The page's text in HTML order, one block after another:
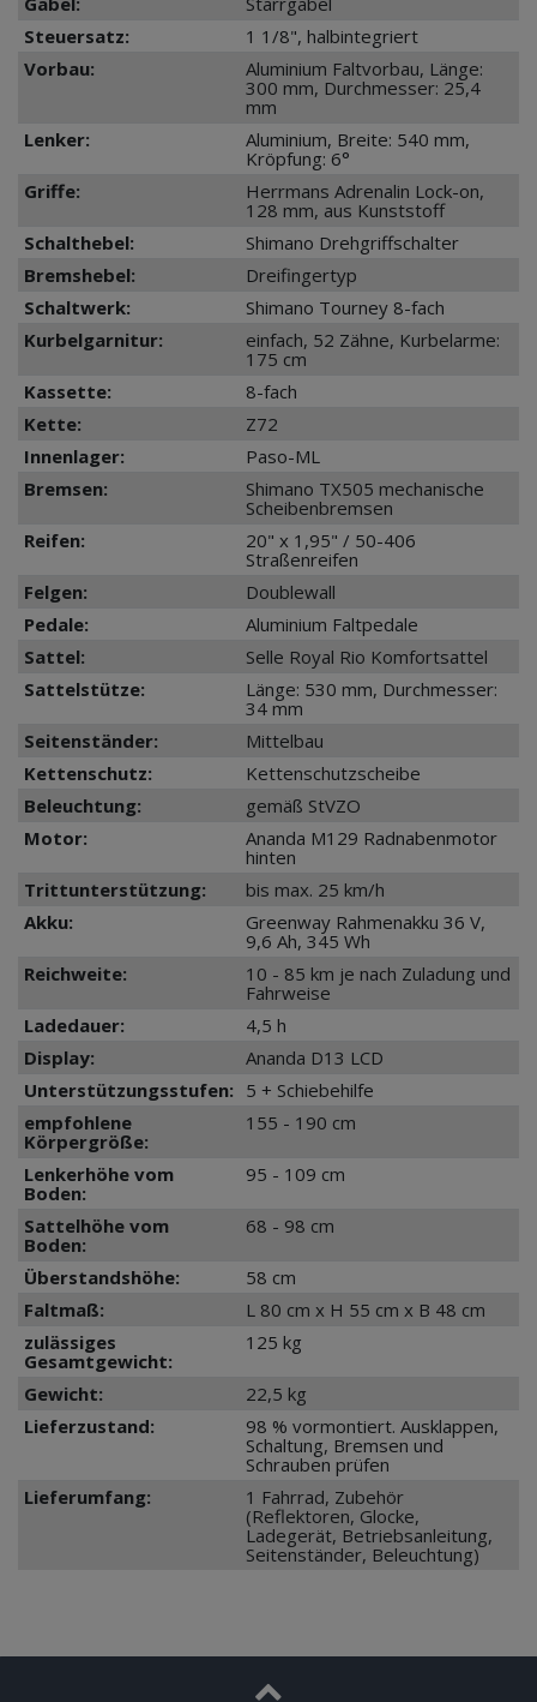
Steuersatz:
1 1/8", halbintegriert
Vorbau:
Aluminium Faltvorbau, Länge:
300 mm, Durchmesser: 25,4
mm
Lenker:
Aluminium, Breite: 540 mm,
Kröpfung: 6°
Griffe:
Herrmans Adrenalin Lock-on,
128 mm, aus Kunststoff
Schalthebel:
Shimano Drehgriffschalter
Bremshebel:
Dreifingertyp
Schaltwerk:
Shimano Tourney 8-fach
Kurbelgarnitur:
einfach, 52 Zähne, Kurbelarme:
175 cm
Kassette:
8-fach
Kette:
Z72
Innenlager:
Paso-ML
Bremsen:
Shimano TX505 mechanische
Scheibenbremsen
Reifen:
20" x 1,95" / 50-406
Straßenreifen
Felgen:
Doublewall
Pedale:
Aluminium Faltpedale
Sattel:
Selle Royal Rio Komfortsattel
Sattelstütze:
Länge: 530 mm, Durchmesser:
34 mm
Seitenständer:
Mittelbau
Kettenschutz:
Kettenschutzscheibe
Beleuchtung:
gemäß StVZO
Motor:
Ananda M129 Radnabenmotor
hinten
Trittunterstützung:
bis max. 25 km/h
Akku:
Greenway Rahmenakku 36 V,
9,6 Ah, 345 Wh
Reichweite:
10 - 85 km je nach Zuladung und
Fahrweise
Ladedauer:
4,5 h
Display:
Ananda D13 LCD
Unterstützungsstufen: 5 + Schiebehilfe
empfohlene
Körpergröße:
155 - 190 cm
Lenkerhöhe vom
Boden:
95 - 109 cm
Sattelhöhe vom
Boden:
68 - 98 cm
Überstandshöhe:
58 cm
Faltmaß:
L 80 cm x H 55 cm x B 48 cm
zulässiges
Gesamtgewicht:
125 kg
Gewicht:
22,5 kg
Lieferzustand:
98 % vormontiert. Ausklappen,
Schaltung, Bremsen und
Schrauben prüfen
Lieferumfang:
1 Fahrrad, Zubehör
(Reflektoren, Glocke,
Ladegerät, Betriebsanleitung,
Seitenständer, Beleuchtung)